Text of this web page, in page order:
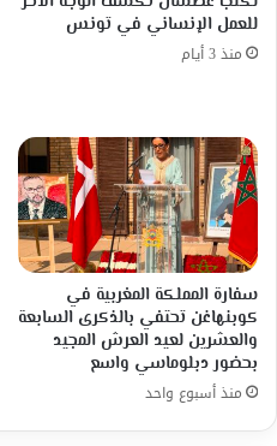
للعمل الإنساني في تونس
منذ 3 أيام
سفارة المملكة المغربية في
كوبنهاغن تحتفي بالذكرى السابعة
والعشرين لعيد العرش المجيد
بحضور دبلوماسي واسع
منذ أسبوع واحد